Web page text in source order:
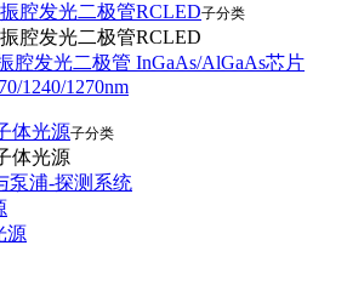
腔发光二极管RCLED子分类
腔发光二极管RCLED
腔发光二极管 InGaAs/AlGaAs芯片
1240/1270nm
体光源子分类
体光源
泵浦-探测系统
源